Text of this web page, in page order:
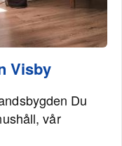
Visby
Du
vår